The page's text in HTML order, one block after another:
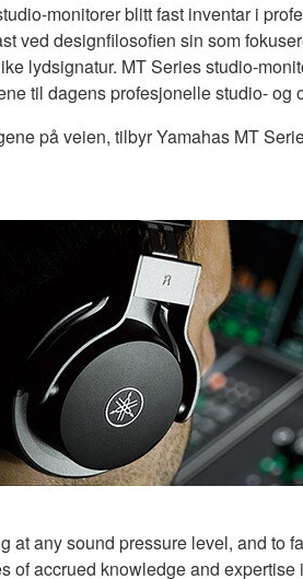
monitorer blitt fast inventar i
ved designfilosofien sin som
lydsignatur. MT Series studio-
til dagens profesjonelle studio- og
på veien, tilbyr Yamahas MT
any sound pressure level, and to
accrued knowledge and